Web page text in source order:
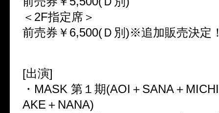
＜2F指定席＞
前売券￥6,500(Ｄ別)※追加販売決定
[出演]
・MASK 第１期(AOI＋SANA＋
AKE＋NANA)